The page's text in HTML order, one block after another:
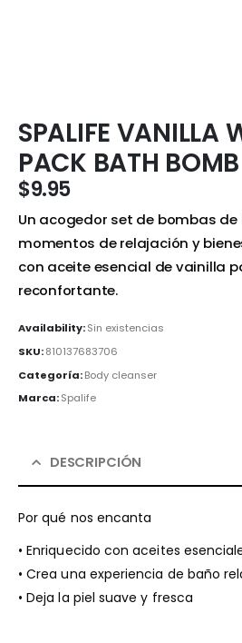
SPALIFE VANILLA
PACK BATH
$9.95
Un acogedor set de bombas
momentos de relajación y
con aceite esencial de vainilla
reconfortante.
Availability:Sin existencias
SKU:810137683706
Categoría:Body cleanser
Marca:Spalife
DESCRIPCIÓN
Por qué nos encanta
• Enriquecido con aceites
• Crea una experiencia de baño
• Deja la piel suave y fresca